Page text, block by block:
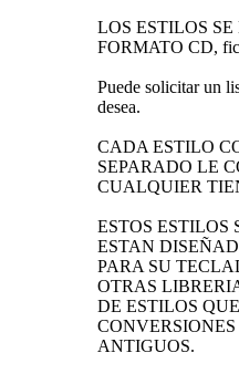
LOS ESTILOS
FORMATO CD,
Puede solicitar un
desea.
CADA ESTILO
SEPARADO LE
CUALQUIER
ESTOS
ESTAN
PARA SU
OTRAS
DE ESTILOS
ANTIGUOS.